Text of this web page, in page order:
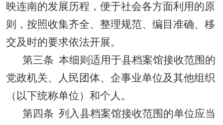
映连南的发展历程，便于社会各方面利用的原
则，按照收集齐全、整理规范、编目准确、移
交及时的要求依法开展。
第三条 本细则适用于县档案馆接收范围的
党政机关、人民团体、企事业单位及其他组织
（以下统称单位）和个人。
第四条 列入县档案馆接收范围的单位应当